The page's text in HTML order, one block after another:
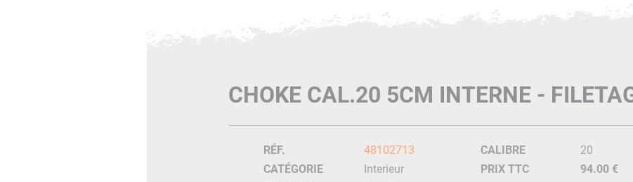
CHOKE CAL.20 5CM INTERNE -
RÉF.
48102713
CATÉGORIE
Interieur
CALIBRE
20
PRIX TTC
94.00 €